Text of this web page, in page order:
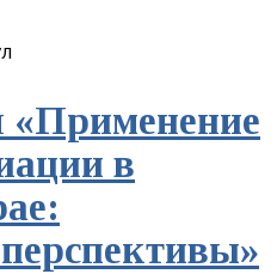
«Применение
в